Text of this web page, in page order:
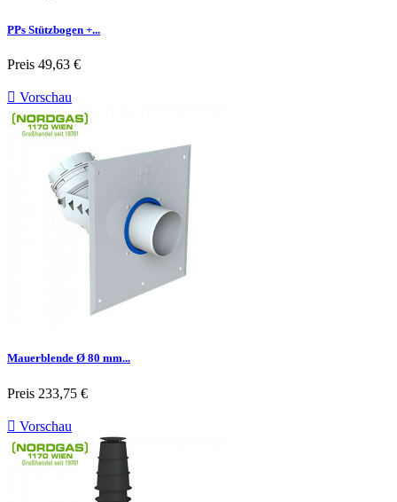
PPs Stützbogen +...
Preis 49,63 €
 Vorschau
Mauerblende Ø 80 mm...
Preis 233,75 €
 Vorschau